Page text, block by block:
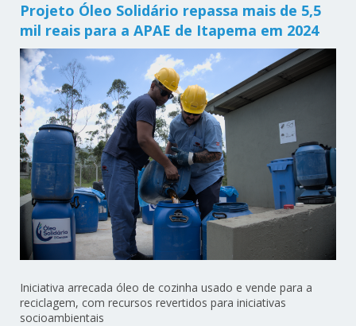
Projeto Óleo Solidário repassa mais de 5,5
mil reais para a APAE de Itapema em 2024
Iniciativa arrecada óleo de cozinha usado e vende para a
reciclagem, com recursos revertidos para iniciativas
socioambientais